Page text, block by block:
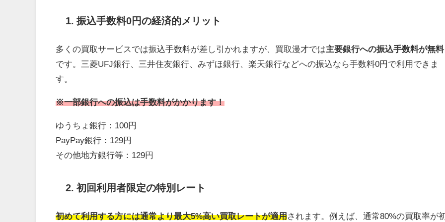
1. 振込手数料0円の経済的メリット
多くの買取サービスでは振込手数料が差し引かれますが、買取漫才では主要銀行への振込手数料が無料
です。三菱UFJ銀行、三井住友銀行、みずほ銀行、楽天銀行などへの振込なら手数料0円で利用できま
す。
※一部銀行への振込は手数料がかかります！
ゆうちょ銀行：100円
PayPay銀行：129円
その他地方銀行等：129円
2. 初回利用者限定の特別レート
初めて利用する方には通常より最大5%高い買取レートが適用されます。例えば、通常80%の買取率が